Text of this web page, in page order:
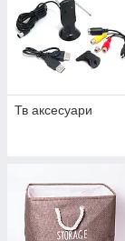
Тв аксесуари